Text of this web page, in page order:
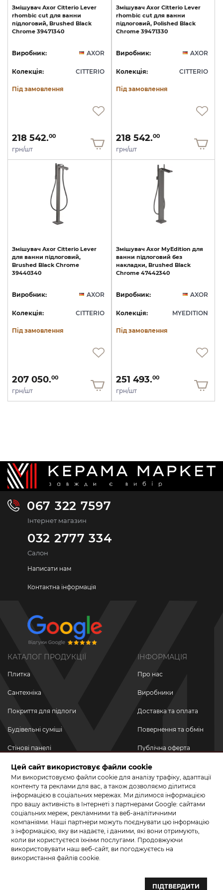
Змішувач Axor Citterio Lever
rhombic cut для ванни
підлоговий, Brushed Black
Chrome 39471340
Виробник: AXOR
Колекція: CITTERIO
Під замовлення
218 542.00
грн/шт
Змішувач Axor Citterio Lever
rhombic cut для ванни
підлоговий, Polished Black
Chrome 39471330
Виробник: AXOR
Колекція: CITTERIO
Під замовлення
218 542.00
грн/шт
Змішувач Axor Citterio Lever
для ванни підлоговий,
Brushed Black Chrome
39440340
Виробник: AXOR
Колекція: CITTERIO
Під замовлення
207 050.00
грн/шт
Змішувач Axor MyEdition для
ванни підлоговий без
накладки, Brushed Black
Chrome 47442340
Виробник: AXOR
Колекція: MYEDITION
Під замовлення
251 493.00
грн/шт
067 322 7597
Інтернет магазин
032 2777 334
Салон
Написати нам
Контактна інформація
КАТАЛОГ ПРОДУКЦІЇ
Плитка
Сантехніка
Покриття для підлоги
Будівельні суміші
Стінові панелі
Новинки
Акційні товари
Акції/Знижки
ІНФОРМАЦІЯ
Про нас
Виробники
Доставка та оплата
Повернення та обмін
Публічна оферта
Політика
конфіденційності
ПРИЄДНУЙТЕСЬ ДО НАС У СОЦМЕРЕЖАХ
Цей сайт використовує файли cookie
Ми використовуємо файли cookie для аналізу трафіку, адаптації
контенту та реклами для вас, а також дозволяємо ділитися
інформацією в соціальних мережах. Ми ділимося інформацією
про вашу активність в Інтернеті з партнерами Google: сайтами
соціальних мереж, рекламними та веб-аналітичними
компаніями. Наші партнери можуть поєднувати цю інформацію
з інформацією, яку ви надаєте, і даними, які вони отримують,
коли ви користуєтеся їхніми послугами. Продовжуючи
використовувати наш веб-сайт, ви погоджуєтесь на
використання файлів cookie.
ПІДТВЕРДИТИ